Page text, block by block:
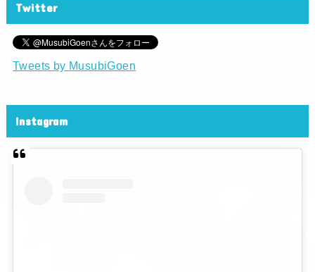
Twitter
Tweets by MusubiGoen
Instagram